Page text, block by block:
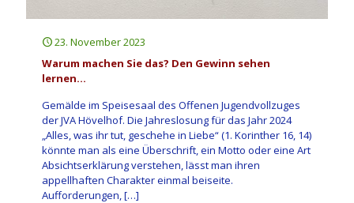
23. November 2023
Warum machen Sie das? Den Gewinn sehen
lernen…
Gemälde im Speisesaal des Offenen Jugendvollzuges
der JVA Hövelhof. Die Jahreslosung für das Jahr 2024
„Alles, was ihr tut, geschehe in Liebe“ (1. Korinther 16, 14)
könnte man als eine Überschrift, ein Motto oder eine Art
Absichtserklärung verstehen, lässt man ihren
appellhaften Charakter einmal beiseite.
Aufforderungen,[…]